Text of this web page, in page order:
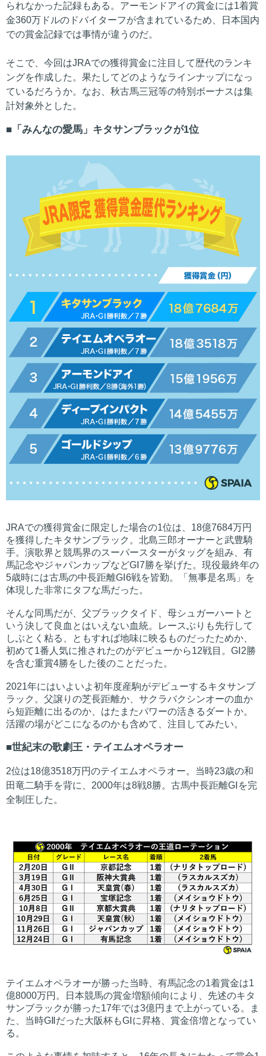
られなかった記録もある。アーモンドアイの賞金には1着賞
金360万ドルのドバイターフが含まれているため、日本国内
での賞金記録では事情が違うのだ。
そこで、今回はJRAでの獲得賞金に注目して歴代のランキ
ングを作成した。果たしてどのようなラインナップになっ
ているだろうか。なお、秋古馬三冠等の特別ボーナスは集
計対象外とした。
「みんなの愛馬」キタサンブラックが1位
JRAでの獲得賞金に限定した場合の1位は、18億7684万円
を獲得したキタサンブラック。北島三郎オーナーと武豊騎
手。演歌界と競馬界のスーパースターがタッグを組み、有
馬記念やジャパンカップなどGⅠ7勝を挙げた。現役最終年の
5歳時には古馬の中長距離GⅠ6戦を皆勤。「無事是名馬」を
体現した非常にタフな馬だった。
そんな同馬だが、父ブラックタイド、母シュガーハートと
いう決して良血とはいえない血統。レースぶりも先行して
しぶとく粘る、ともすれば地味に映るものだったためか、
初めて1番人気に推されたのがデビューから12戦目。GⅠ2勝
を含む重賞4勝をした後のことだった。
2021年にはいよいよ初年度産駒がデビューするキタサンブ
ラック。父譲りの芝長距離か、サクラバクシンオーの血か
ら短距離に出るのか、はたまたパワーの活きるダートか。
活躍の場がどこになるのかも含めて、注目してみたい。
世紀末の歌劇王・テイエムオペラオー
2位は18億3518万円のテイエムオペラオー。当時23歳の和
田竜二騎手を背に、2000年は8戦8勝。古馬中長距離GⅠを完
全制圧した。
テイエムオペラオーが勝った当時、有馬記念の1着賞金は1
億8000万円。日本競馬の賞金増額傾向により、先述のキタ
サンブラックが勝った17年では3億円まで上がっている。ま
た、当時GⅡだった大阪杯もGⅠに昇格、賞金倍増となってい
る。